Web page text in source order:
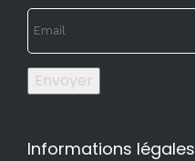
Envoyer
Informations légales